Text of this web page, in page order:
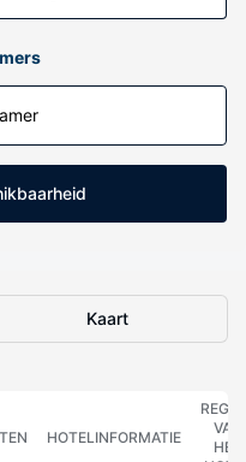
Kaart
HOTELINFORMATIE
VAN
HET